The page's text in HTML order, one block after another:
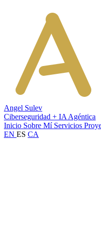
Angel Sulev
Ciberseguridad + IA Agéntica
Inicio Sobre Mí Servicios
EN ES CA